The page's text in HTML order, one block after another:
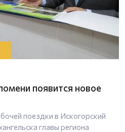
появится новое
поездки в Искогорский
главы региона